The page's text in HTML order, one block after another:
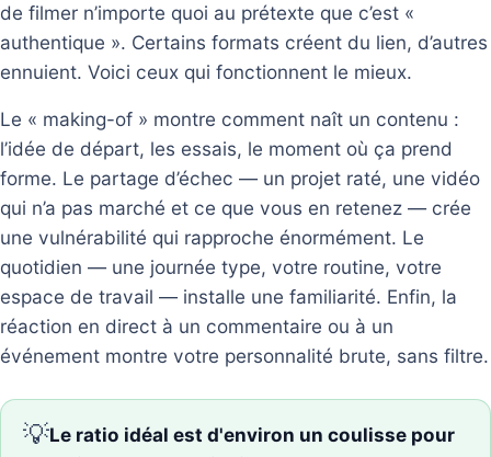
de filmer n’importe quoi au prétexte que c’est «
authentique ». Certains formats créent du lien, d’autres
ennuient. Voici ceux qui fonctionnent le mieux.
Le « making-of » montre comment naît un contenu :
l’idée de départ, les essais, le moment où ça prend
forme. Le partage d’échec — un projet raté, une vidéo
qui n’a pas marché et ce que vous en retenez — crée
une vulnérabilité qui rapproche énormément. Le
quotidien — une journée type, votre routine, votre
espace de travail — installe une familiarité. Enfin, la
réaction en direct à un commentaire ou à un
événement montre votre personnalité brute, sans filtre.
💡Le ratio idéal est d'environ un coulisse pour